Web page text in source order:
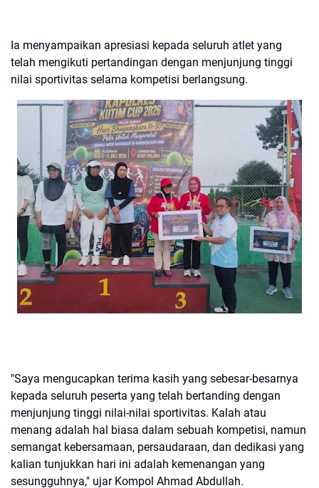
Ia menyampaikan apresiasi kepada seluruh atlet yang
telah mengikuti pertandingan dengan menjunjung tinggi
nilai sportivitas selama kompetisi berlangsung.
"Saya mengucapkan terima kasih yang sebesar-besarnya
kepada seluruh peserta yang telah bertanding dengan
menjunjung tinggi nilai-nilai sportivitas. Kalah atau
menang adalah hal biasa dalam sebuah kompetisi, namun
semangat kebersamaan, persaudaraan, dan dedikasi yang
kalian tunjukkan hari ini adalah kemenangan yang
sesungguhnya," ujar Kompol Ahmad Abdullah.